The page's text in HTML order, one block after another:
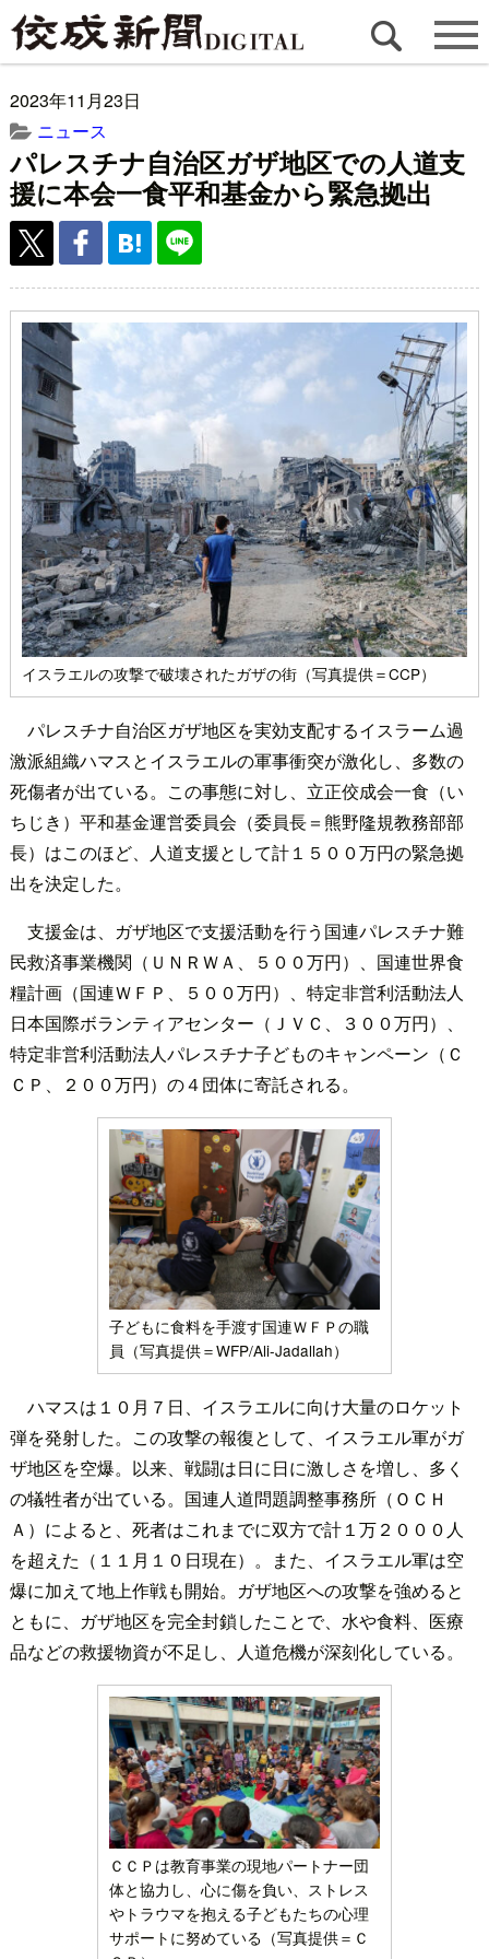
2023年11月23日
ニュース
パレスチナ自治区ガザ地区での人道支
援に本会一食平和基金から緊急拠出
イスラエルの攻撃で破壊されたガザの街（写真提供＝CCP）
パレスチナ自治区ガザ地区を実効支配するイスラーム過
激派組織ハマスとイスラエルの軍事衝突が激化し、多数の
死傷者が出ている。この事態に対し、立正佼成会一食（い
ちじき）平和基金運営委員会（委員長＝熊野隆規教務部部
長）はこのほど、人道支援として計１５００万円の緊急拠
出を決定した。
支援金は、ガザ地区で支援活動を行う国連パレスチナ難
民救済事業機関（ＵＮＲＷＡ、５００万円）、国連世界食
糧計画（国連ＷＦＰ、５００万円）、特定非営利活動法人
日本国際ボランティアセンター（ＪＶＣ、３００万円）、
特定非営利活動法人パレスチナ子どものキャンペーン（Ｃ
ＣＰ、２００万円）の４団体に寄託される。
子どもに食料を手渡す国連ＷＦＰの職
員（写真提供＝WFP/Ali-Jadallah）
ハマスは１０月７日、イスラエルに向け大量のロケット
弾を発射した。この攻撃の報復として、イスラエル軍がガ
ザ地区を空爆。以来、戦闘は日に日に激しさを増し、多く
の犠牲者が出ている。国連人道問題調整事務所（ＯＣＨ
Ａ）によると、死者はこれまでに双方で計１万２０００人
を超えた（１１月１０日現在）。また、イスラエル軍は空
爆に加えて地上作戦も開始。ガザ地区への攻撃を強めると
ともに、ガザ地区を完全封鎖したことで、水や食料、医療
品などの救援物資が不足し、人道危機が深刻化している。
ＣＣＰは教育事業の現地パートナー団
体と協力し、心に傷を負い、ストレス
やトラウマを抱える子どもたちの心理
サポートに努めている（写真提供＝Ｃ